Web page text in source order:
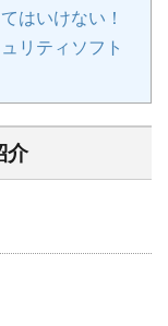
はいけない！
リティソフト
介